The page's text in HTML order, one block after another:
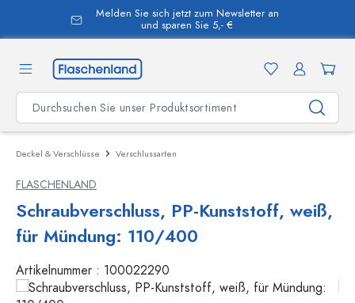
springen
Melden Sie sich jetzt zum Newsletter an
und sparen Sie 5,- €
Deckel & Verschlüsse Verschlussarten
FLASCHENLAND
Schraubverschluss, PP-Kunststoff, weiß,
für Mündung: 110/400
Artikelnummer : 100022290